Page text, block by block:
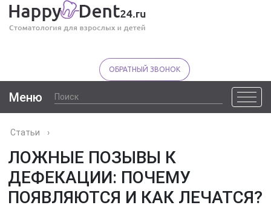
ОБРАТНЫЙ ЗВОНОК
Меню
Статьи ›
ЛОЖНЫЕ ПОЗЫВЫ К
ДЕФЕКАЦИИ: ПОЧЕМУ
ПОЯВЛЯЮТСЯ И КАК ЛЕЧАТСЯ?